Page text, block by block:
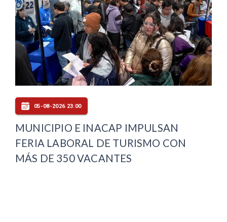
05-08-2026 23:00
MUNICIPIO E INACAP IMPULSAN
FERIA LABORAL DE TURISMO CON
MÁS DE 350 VACANTES